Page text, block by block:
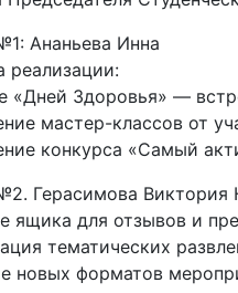
Ананьева Инна
реализации:
«Дней Здоровья» —
мастер-классов от
конкурса «Самый
Герасимова Виктория
ящика для отзывов и
тематических
новых форматов